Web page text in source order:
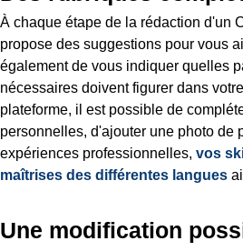
À chaque étape de la rédaction d'un
propose des suggestions pour vous
également de vous indiquer quelles
nécessaires doivent figurer dans
plateforme, il est possible de
personnelles, d'ajouter une photo de
expériences professionnelles, vos
maîtrises des différentes langues
Une modification